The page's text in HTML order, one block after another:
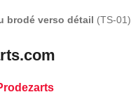
brodé verso détail (TS-01)